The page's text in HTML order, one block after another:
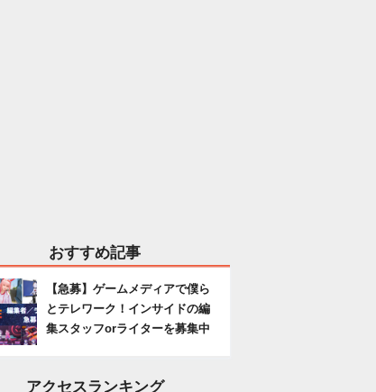
おすすめ記事
【急募】ゲームメディアで僕ら
とテレワーク！インサイドの編
集スタッフorライターを募集中
アクセスランキング